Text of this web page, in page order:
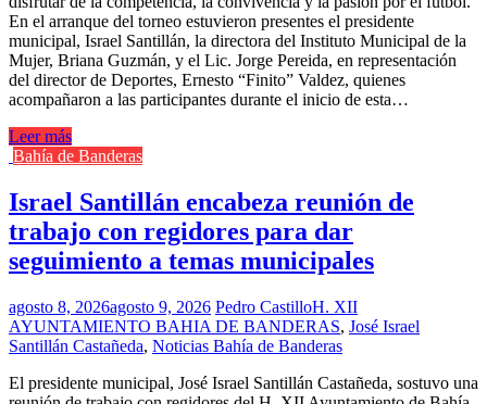
En el arranque del torneo estuvieron presentes el presidente
municipal, Israel Santillán, la directora del Instituto Municipal de la
Mujer, Briana Guzmán, y el Lic. Jorge Pereida, en representación
del director de Deportes, Ernesto “Finito” Valdez, quienes
acompañaron a las participantes durante el inicio de esta…
Leer más
Bahía de Banderas
Israel Santillán encabeza reunión de
trabajo con regidores para dar
seguimiento a temas municipales
agosto 8, 2026agosto 9, 2026 Pedro CastilloH. XII
AYUNTAMIENTO BAHIA DE BANDERAS, José Israel
Santillán Castañeda, Noticias Bahía de Banderas
El presidente municipal, José Israel Santillán Castañeda, sostuvo una